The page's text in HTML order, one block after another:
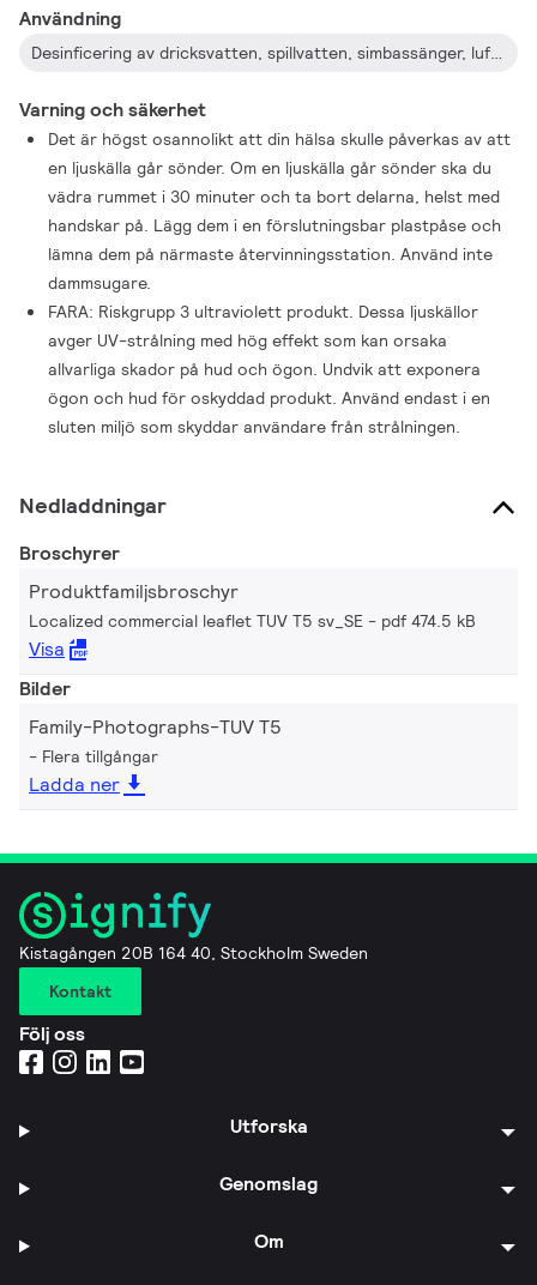
Användning
Desinficering av dricksvatten, spillvatten, simbassänger, luftkonditioneringssystem, etc.
Varning och säkerhet
Det är högst osannolikt att din hälsa skulle påverkas av att
en ljuskälla går sönder. Om en ljuskälla går sönder ska du
vädra rummet i 30 minuter och ta bort delarna, helst med
handskar på. Lägg dem i en förslutningsbar plastpåse och
lämna dem på närmaste återvinningsstation. Använd inte
dammsugare.
FARA: Riskgrupp 3 ultraviolett produkt. Dessa ljuskällor
avger UV-strålning med hög effekt som kan orsaka
allvarliga skador på hud och ögon. Undvik att exponera
ögon och hud för oskyddad produkt. Använd endast i en
sluten miljö som skyddar användare från strålningen.
Nedladdningar
Broschyrer
Produktfamiljsbroschyr
Localized commercial leaflet TUV T5 sv_SE pdf 474.5 kB
Visa
Bilder
Family-Photographs-TUV T5
Flera tillgångar
Ladda ner
Kistagången 20B 164 40, Stockholm Sweden
Kontakt
Följ oss
Utforska
Genomslag
Om